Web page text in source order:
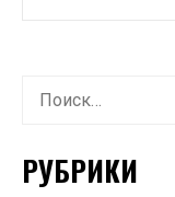
Найти:
РУБРИКИ